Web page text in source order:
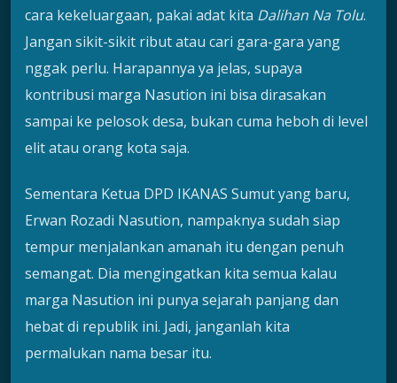
cara kekeluargaan, pakai adat kita Dalihan Na Tolu.
Jangan sikit-sikit ribut atau cari gara-gara yang
nggak perlu. Harapannya ya jelas, supaya
kontribusi marga Nasution ini bisa dirasakan
sampai ke pelosok desa, bukan cuma heboh di level
elit atau orang kota saja.
Sementara Ketua DPD IKANAS Sumut yang baru,
Erwan Rozadi Nasution, nampaknya sudah siap
tempur menjalankan amanah itu dengan penuh
semangat. Dia mengingatkan kita semua kalau
marga Nasution ini punya sejarah panjang dan
hebat di republik ini. Jadi, janganlah kita
permalukan nama besar itu.